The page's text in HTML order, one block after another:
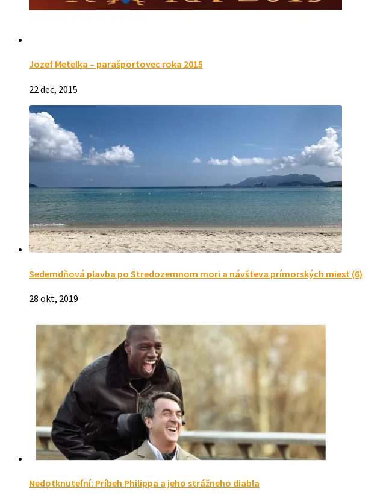
Jozef Metelka – parašportovec roka 2015
22 dec, 2015
Sedemdňová plavba po Stredozemnom mori a návšteva prímorských miest (6)
28 okt, 2019
Nedotknuteľní: Príbeh Philippa a jeho strážneho diabla